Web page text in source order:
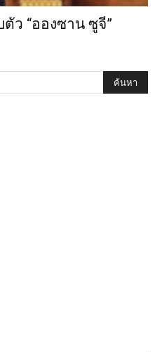
ว “อองซาน ซูจี”